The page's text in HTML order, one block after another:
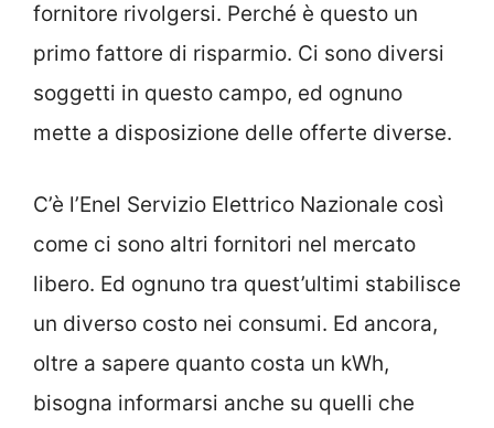
fornitore rivolgersi. Perché è questo un
primo fattore di risparmio. Ci sono diversi
soggetti in questo campo, ed ognuno
mette a disposizione delle offerte diverse.
C’è l’Enel Servizio Elettrico Nazionale così
come ci sono altri fornitori nel mercato
libero. Ed ognuno tra quest’ultimi stabilisce
un diverso costo nei consumi. Ed ancora,
oltre a sapere quanto costa un kWh,
bisogna informarsi anche su quelli che